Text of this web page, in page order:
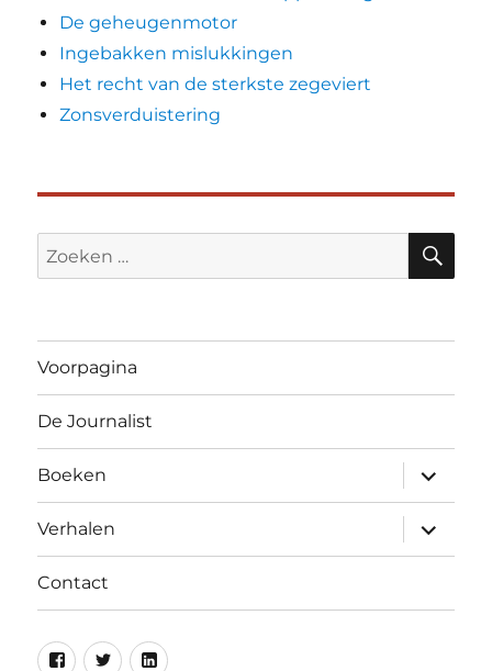
De geheugenmotor
Ingebakken mislukkingen
Het recht van de sterkste zegeviert
Zonsverduistering
Zoeken
naar:
Voorpagina
De Journalist
Boeken
Verhalen
Contact
Facebook
TwitterLinkedin